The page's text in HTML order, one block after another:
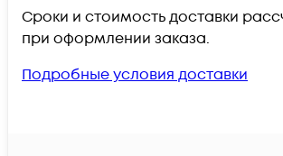
Сроки и стоимость доставки
при оформлении заказа.
Подробные условия доставки